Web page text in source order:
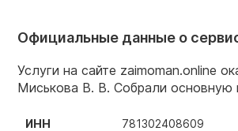
Официальные данные о
Услуги на сайте zaimoman.online
Миськова В. В. Собрали основную
ИНН 781302408609